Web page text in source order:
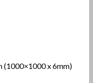
(1000×1000 x 6mm)